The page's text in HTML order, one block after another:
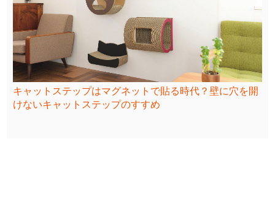
キャットステップはマグネットで貼る時代？壁に穴を開
けないキャットステップのすすめ